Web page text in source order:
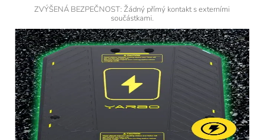
ZVÝŠENÁ BEZPEČNOST: Žádný přímý kontakt s externími
součástkami.